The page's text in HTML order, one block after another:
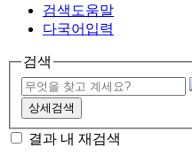
검색도움말
다국어입력
검색
상세검색
결과 내 재검색